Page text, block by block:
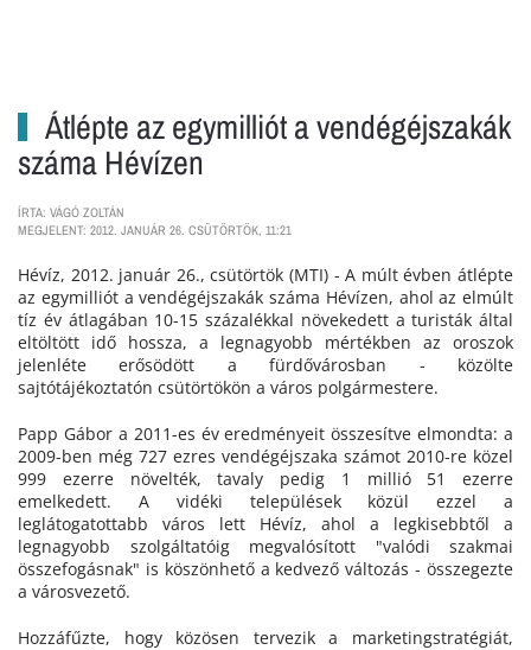
Átlépte az egymilliót a vendégéjszakák
száma Hévízen
ÍRTA: VÁGÓ ZOLTÁN
MEGJELENT: 2012. JANUÁR 26. CSÜTÖRTÖK, 11:21
Hévíz, 2012. január 26., csütörtök (MTI) - A múlt évben átlépte
az egymilliót a vendégéjszakák száma Hévízen, ahol az elmúlt
tíz év átlagában 10-15 százalékkal növekedett a turisták által
eltöltött idő hossza, a legnagyobb mértékben az oroszok
jelenléte erősödött a fürdővárosban - közölte
sajtótájékoztatón csütörtökön a város polgármestere.
Papp Gábor a 2011-es év eredményeit összesítve elmondta: a
2009-ben még 727 ezres vendégéjszaka számot 2010-re közel
999 ezerre növelték, tavaly pedig 1 millió 51 ezerre
emelkedett. A vidéki települések közül ezzel a
leglátogatottabb város lett Hévíz, ahol a legkisebbtől a
legnagyobb szolgáltatóig megvalósított "valódi szakmai
összefogásnak" is köszönhető a kedvező változás - összegezte
a városvezető.
Hozzáfűzte, hogy közösen tervezik a marketingstratégiát,